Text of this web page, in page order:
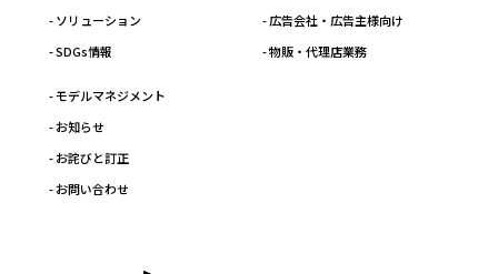
- ソリューション
- SDGs情報
- 広告会社・広告主様向け
- 物販・代理店業務
- モデルマネジメント
- お知らせ
- お詫びと訂正
- お問い合わせ